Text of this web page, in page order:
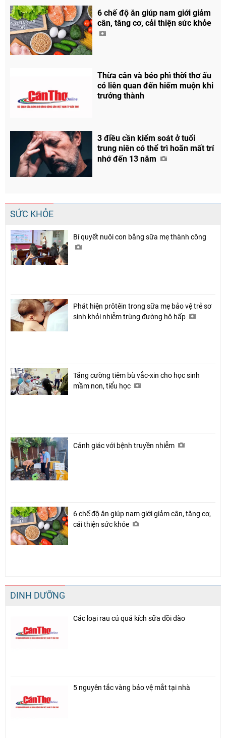
Chia sẻ
Facebook
6 chế độ ăn giúp nam giới giảm
cân, tăng cơ, cải thiện sức khỏe
Thừa cân và béo phì thời thơ ấu
có liên quan đến hiếm muộn khi
trưởng thành
3 điều cần kiểm soát ở tuổi
trung niên có thể trì hoãn mất trí
nhớ đến 13 năm
SỨC KHỎE
Bí quyết nuôi con bằng sữa mẹ thành công
Phát hiện prôtêin trong sữa mẹ bảo vệ trẻ sơ
sinh khỏi nhiễm trùng đường hô hấp
Tăng cường tiêm bù vắc-xin cho học sinh
mầm non, tiểu học
Cảnh giác với bệnh truyền nhiễm
6 chế độ ăn giúp nam giới giảm cân, tăng cơ,
cải thiện sức khỏe
DINH DƯỠNG
Các loại rau củ quả kích sữa dồi dào
5 nguyên tắc vàng bảo vệ mắt tại nhà